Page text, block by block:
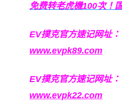
免费转老虎機100次！
EV撲克官方速记网址：
www.evpk89.com
EV撲克官方速记网址：
www.evpk22.com